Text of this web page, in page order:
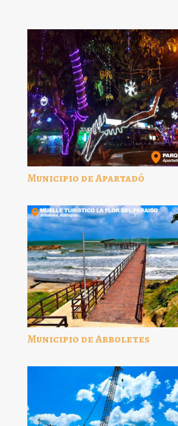
Municipio de Apartadó
Municipio de Arboletes